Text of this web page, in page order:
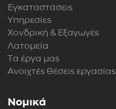
Εγκαταστάσεις
Υπηρεσίες
Χονδρική & Εξαγωγές
Λατομεία
Τα έργα μας
Ανοιχτές θέσεις εργασίας
Νομικά